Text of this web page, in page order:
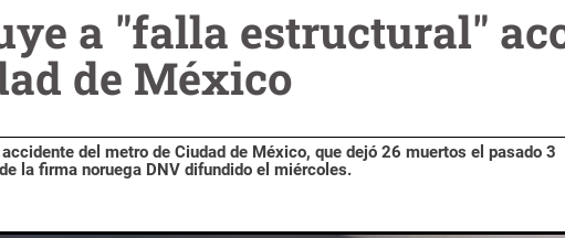
a "falla estructural"
de México
del metro de Ciudad de México, que dejó 26 muertos el pasado 3
la firma noruega DNV difundido el miércoles.